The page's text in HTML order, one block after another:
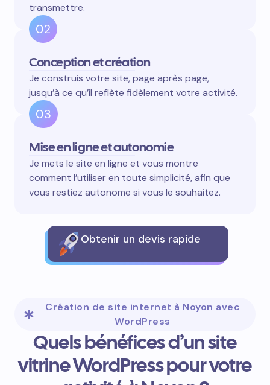
transmettre.
02
Conception et création
Je construis votre site, page après page,
jusqu’à ce qu’il reflète fidèlement votre activité.
03
Mise en ligne et autonomie
Je mets le site en ligne et vous montre
comment l’utiliser en toute simplicité, afin que
vous restiez autonome si vous le souhaitez.
Obtenir un devis rapide
Création de site internet à Noyon avec
WordPress
Quels bénéfices d’un site
vitrine WordPress pour votre